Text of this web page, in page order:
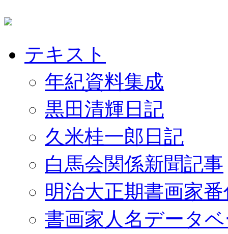
テキスト
年紀資料集成
黒田清輝日記
久米桂一郎日記
白馬会関係新聞記事
明治大正期書画家
書画家人名データ